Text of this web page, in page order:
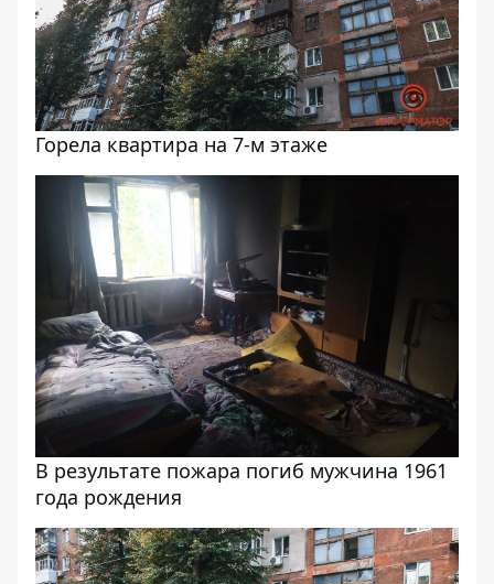
Горела квартира на 7-м этаже
В результате пожара погиб мужчина 1961
года рождения